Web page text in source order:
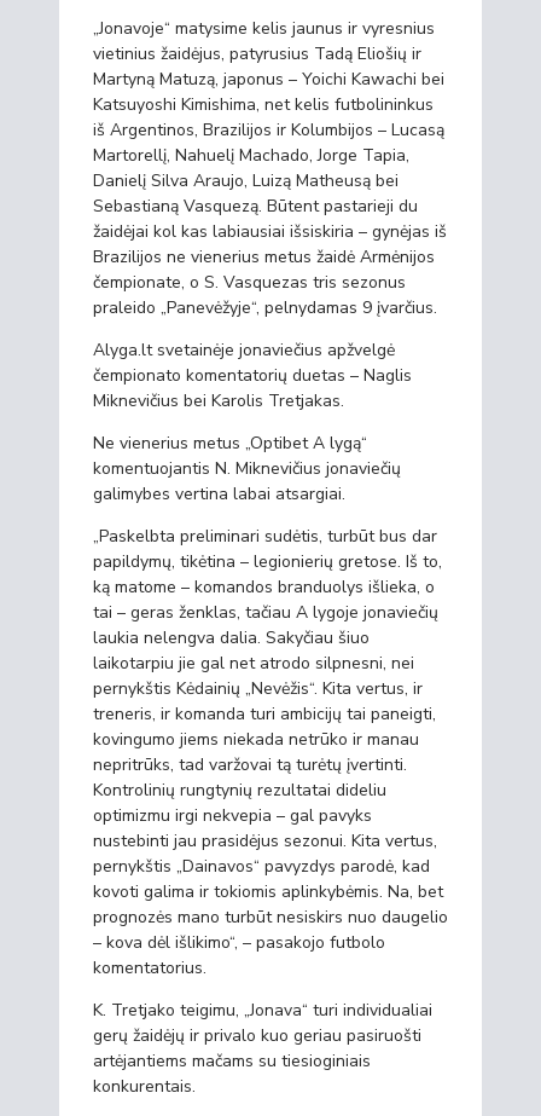
„Jonavoje“ matysime kelis jaunus ir vyresnius
vietinius žaidėjus, patyrusius Tadą Eliošių ir
Martyną Matuzą, japonus – Yoichi Kawachi bei
Katsuyoshi Kimishima, net kelis futbolininkus
iš Argentinos, Brazilijos ir Kolumbijos – Lucasą
Martorellį, Nahuelį Machado, Jorge Tapia,
Danielį Silva Araujo, Luizą Matheusą bei
Sebastianą Vasquezą. Būtent pastarieji du
žaidėjai kol kas labiausiai išsiskiria – gynėjas iš
Brazilijos ne vienerius metus žaidė Armėnijos
čempionate, o S. Vasquezas tris sezonus
praleido „Panevėžyje“, pelnydamas 9 įvarčius.
Alyga.lt svetainėje jonaviečius apžvelgė
čempionato komentatorių duetas – Naglis
Miknevičius bei Karolis Tretjakas.
Ne vienerius metus „Optibet A lygą“
komentuojantis N. Miknevičius jonaviečių
galimybes vertina labai atsargiai.
„Paskelbta preliminari sudėtis, turbūt bus dar
papildymų, tikėtina – legionierių gretose. Iš to,
ką matome – komandos branduolys išlieka, o
tai – geras ženklas, tačiau A lygoje jonaviečių
laukia nelengva dalia. Sakyčiau šiuo
laikotarpiu jie gal net atrodo silpnesni, nei
pernykštis Kėdainių „Nevėžis“. Kita vertus, ir
treneris, ir komanda turi ambicijų tai paneigti,
kovingumo jiems niekada netrūko ir manau
nepritrūks, tad varžovai tą turėtų įvertinti.
Kontrolinių rungtynių rezultatai dideliu
optimizmu irgi nekvepia – gal pavyks
nustebinti jau prasidėjus sezonui. Kita vertus,
pernykštis „Dainavos“ pavyzdys parodė, kad
kovoti galima ir tokiomis aplinkybėmis. Na, bet
prognozės mano turbūt nesiskirs nuo daugelio
– kova dėl išlikimo“, – pasakojo futbolo
komentatorius.
K. Tretjako teigimu, „Jonava“ turi individualiai
gerų žaidėjų ir privalo kuo geriau pasiruošti
artėjantiems mačams su tiesioginiais
konkurentais.